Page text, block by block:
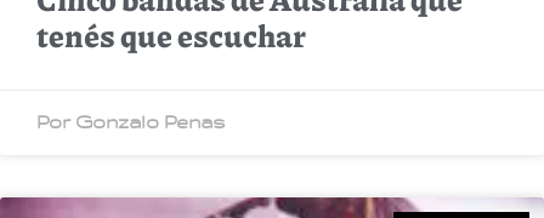
tenés que escuchar
Por Gonzalo Penas